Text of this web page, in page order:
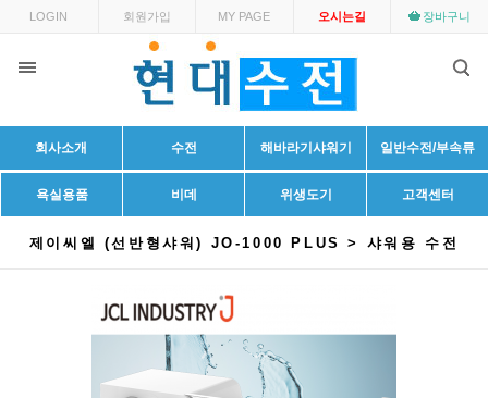
LOGIN 회원가입 MY PAGE 오시는길 장바구니
회사소개 수전 해바라기샤워기 일반수전/부속류
욕실용품 비데 위생도기 고객센터
제이씨엘 (선반형샤워) JO-1000 PLUS > 샤워용 수전